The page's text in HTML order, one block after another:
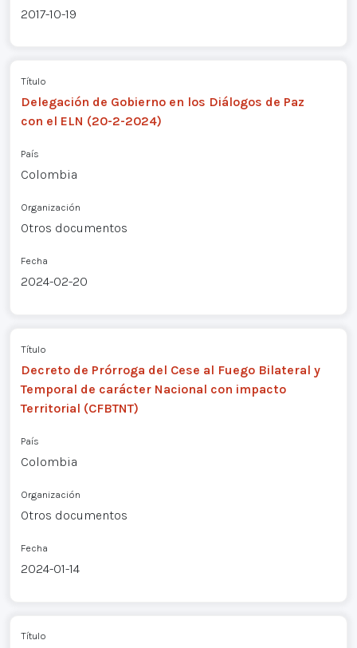
2017-10-19
Título
Delegación de Gobierno en los Diálogos de Paz
con el ELN (20-2-2024)
País
Colombia
Organización
Otros documentos
Fecha
2024-02-20
Título
Decreto de Prórroga del Cese al Fuego Bilateral y
Temporal de carácter Nacional con impacto
Territorial (CFBTNT)
País
Colombia
Organización
Otros documentos
Fecha
2024-01-14
Título